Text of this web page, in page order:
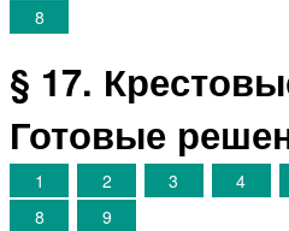
8
§ 17.
Готовые
1 2 3 4
8
9